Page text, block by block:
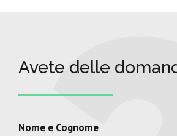
Avete delle
Nome e Cognome